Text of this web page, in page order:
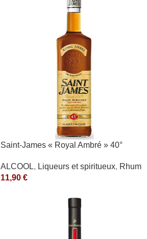
Saint-James « Royal Ambré » 40°
ALCOOL, Liqueurs et spiritueux, Rhum
11,90 €